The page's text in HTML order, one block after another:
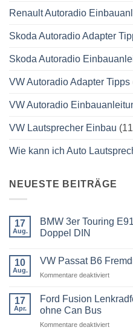
Renault Autoradio
Skoda Autoradio Adapter
Skoda Autoradio
VW Autoradio Adapter Tipps
VW Autoradio
VW Lautsprecher Einbau
Wie kann ich Auto
NEUESTE BEITRÄGE
17
Aug.
BMW 3er Touring
Doppel DIN
zu
3er
Radio
Tausch
1
DIN
10
Aug.
VW Passat B6
Kommentare deaktiviertfür
Passat
was
17
Apr.
Ford Fusion
ohne Can Bus
Kommentare deaktiviertfür